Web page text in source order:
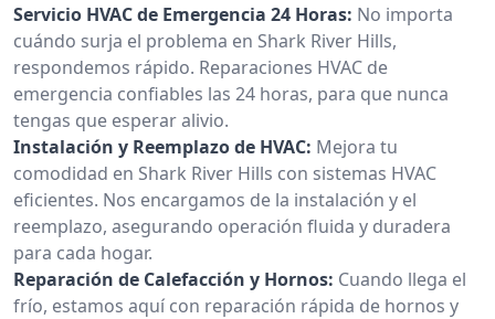
Servicio HVAC de Emergencia 24 Horas: No importa
cuándo surja el problema en Shark River Hills,
respondemos rápido. Reparaciones HVAC de
emergencia confiables las 24 horas, para que nunca
tengas que esperar alivio.
Instalación y Reemplazo de HVAC: Mejora tu
comodidad en Shark River Hills con sistemas HVAC
eficientes. Nos encargamos de la instalación y el
reemplazo, asegurando operación fluida y duradera
para cada hogar.
Reparación de Calefacción y Hornos: Cuando llega el
frío, estamos aquí con reparación rápida de hornos y